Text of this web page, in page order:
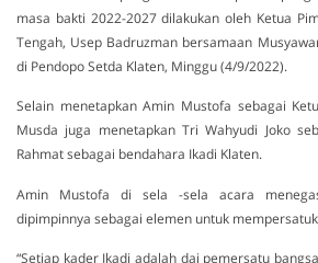
masa bakti 2022-2027 dilakukan oleh Ketua
Tengah, Usep Badruzman bersamaan
di Pendopo Setda Klaten, Minggu (4/9/2022).
Selain menetapkan Amin Mustofa sebagai
Musda juga menetapkan Tri Wahyudi Joko
Rahmat sebagai bendahara Ikadi Klaten.
Amin Mustofa di sela -sela acara
dipimpinnya sebagai elemen untuk
“Setiap kader Ikadi adalah dai pemersatu